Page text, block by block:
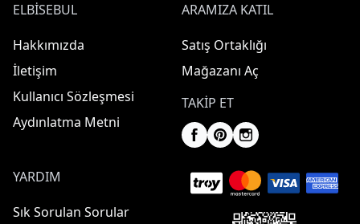
ELBISEBUL
Hakkımızda
İletişim
Kullanıcı Sözleşmesi
Aydınlatma Metni
ARAMIZA KATIL
Satış Ortaklığı
Mağazanı Aç
TAKIP ET
YARDIM
Sık Sorulan Sorular